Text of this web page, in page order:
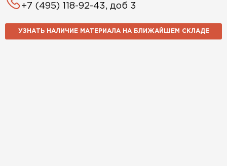
+7 (495) 118-92-43, доб 3
УЗНАТЬ НАЛИЧИЕ МАТЕРИАЛА НА БЛИЖАЙШЕМ СКЛАДЕ